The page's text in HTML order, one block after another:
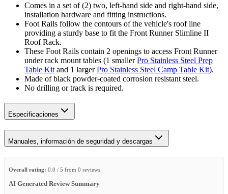
Comes in a set of (2) two, left-hand side and right-hand side,
installation hardware and fitting instructions.
Foot Rails follow the contours of the vehicle's roof line
providing a sturdy base to fit the Front Runner Slimline II
Roof Rack.
These Foot Rails contain 2 openings to access Front Runner
under rack mount tables (1 smallerPro Stainless Steel Prep
Table Kit and 1 largerPro Stainless Steel Camp Table Kit).
Made of black powder-coated corrosion resistant steel.
No drilling or track is required.
Especificaciones
Manuales, información de seguridad y descargas
Overall rating: 0.0 / 5 from 0 reviews.
AI Generated Review Summary